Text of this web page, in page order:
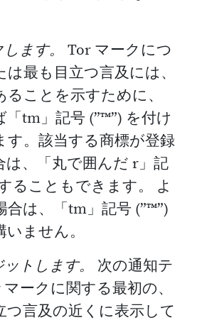
ます。
Tor マークにつ
最も目立つ言及には、
ことを示すために、
tm」記号 (”™”) を付け
す。該当する商標が登録
は、「丸で囲んだ r」記
ることもできます。 よ
合は、「tm」記号 (”™”)
ません。
トします。
次の通知テ
ークに関する最初の、
つ言及の近くに表示して